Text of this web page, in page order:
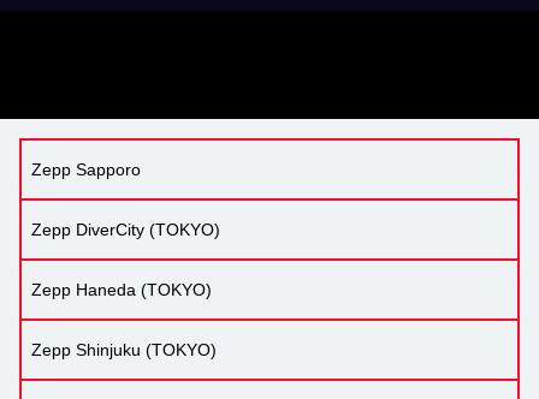
Zepp Sapporo
Zepp DiverCity (TOKYO)
Zepp Haneda (TOKYO)
Zepp Shinjuku (TOKYO)